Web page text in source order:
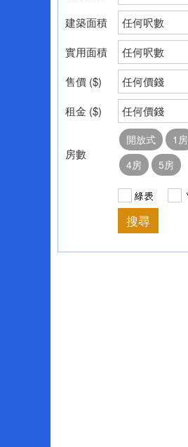
建築面積
任何呎數
實用面積
任何呎數
售價 ($)
任何價錢
租金 ($)
任何價錢
房數
開放式 1房
4房
5房